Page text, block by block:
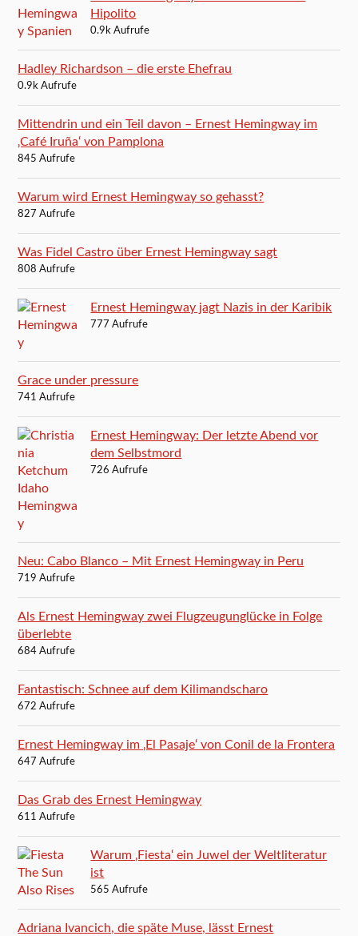
Hipolito
0.9k Aufrufe
Hadley Richardson – die erste Ehefrau
0.9k Aufrufe
Mittendrin und ein Teil davon – Ernest Hemingway im
‚Café Iruña‘ von Pamplona
845 Aufrufe
Warum wird Ernest Hemingway so gehasst?
827 Aufrufe
Was Fidel Castro über Ernest Hemingway sagt
808 Aufrufe
Ernest Hemingway jagt Nazis in der Karibik
777 Aufrufe
Grace under pressure
741 Aufrufe
Ernest Hemingway: Der letzte Abend vor
dem Selbstmord
726 Aufrufe
Neu: Cabo Blanco – Mit Ernest Hemingway in Peru
719 Aufrufe
Als Ernest Hemingway zwei Flugzeugunglücke in Folge
überlebte
684 Aufrufe
Fantastisch: Schnee auf dem Kilimandscharo
672 Aufrufe
Ernest Hemingway im ‚El Pasaje‘ von Conil de la Frontera
647 Aufrufe
Das Grab des Ernest Hemingway
611 Aufrufe
Warum ‚Fiesta‘ ein Juwel der Weltliteratur
ist
565 Aufrufe
Adriana Ivancich, die späte Muse, lässt Ernest